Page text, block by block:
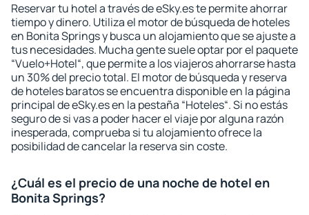
Reservar tu hotel a través de eSky.es te permite ahorrar
tiempo y dinero. Utiliza el motor de búsqueda de hoteles
en Bonita Springs y busca un alojamiento que se ajuste a
tus necesidades. Mucha gente suele optar por el paquete
“Vuelo+Hotel“, que permite a los viajeros ahorrarse hasta
un 30% del precio total. El motor de búsqueda y reserva
de hoteles baratos se encuentra disponible en la página
principal de eSky.es en la pestaña “Hoteles“. Si no estás
seguro de si vas a poder hacer el viaje por alguna razón
inesperada, comprueba si tu alojamiento ofrece la
posibilidad de cancelar la reserva sin coste.
¿Cuál es el precio de una noche de hotel en
Bonita Springs?